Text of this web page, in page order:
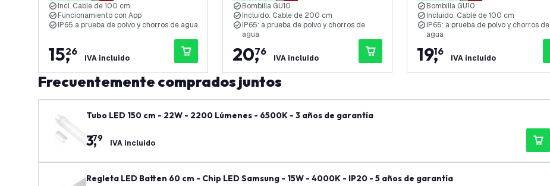
Incl. Cable de 100 cm
Funcionamiento con App
IP65 a prueba de polvo y chorros de agua
15,
26
IVA incluido
Bombilla GU10
Incluido: Cable de 200 cm
IP65: a prueba de polvo y chorros de
agua
20,
76
IVA incluido
Bombilla GU10
Incluido: Cable de 100 cm
IP65: a prueba de polvo y chorros de
agua
19,
16
IVA incluido
Frecuentemente comprados juntos
Tubo LED 150 cm - 22W - 2200 Lúmenes - 6500K - 3 años de garantía
3,
79 IVA incluido
Regleta LED Batten 60 cm - Chip LED Samsung - 15W - 4000K - IP20 - 5 años de garantía